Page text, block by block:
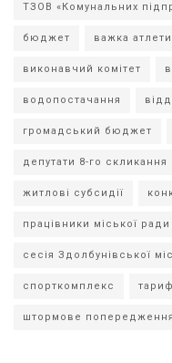
ТЗОВ «Комунальних
бюджет важка
виконавчий комітет
водопостачання
громадський бюджет
депутати 8-го скликання
житлові субсидії
працівники міської ради
сесія Здолбунівської
спорткомплекс
штормове попередження